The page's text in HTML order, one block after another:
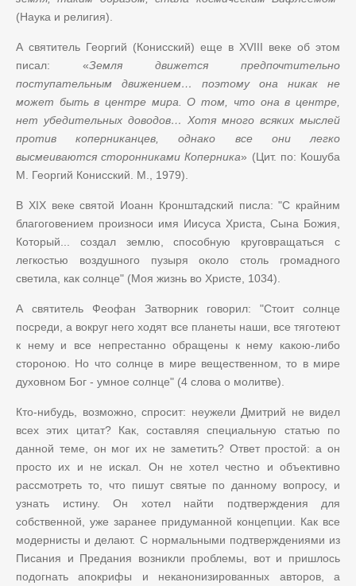
(Наука и религия).
А святитель Георгий (Конисский) еще в XVIII веке об этом
писал: «Земля движется предпочтительно
поступательным движением… поэтому она никак не
может быть в центре мира. О том, что она в центре,
нет убедительных доводов… Хотя много всяких мыслей
против коперниканцев, однако все они легко
высмеиваются сторонниками Коперника» (Цит. по: Кошуба
М. Георгий Конисский. М., 1979).
В XIX веке святой Иоанн Кронштадский писла: "С крайним
благоговением произноси имя Иисуса Христа, Сына Божия,
Который... создал землю, способную круговращаться с
легкостью воздушного пузыря около столь громадного
светила, как солнце" (Моя жизнь во Христе, 1034).
А святитель Феофан Затворник говорил: "Стоит солнце
посреди, а вокруг него ходят все планеты наши, все тяготеют
к нему и все непрестанно обращены к нему какою-либо
стороною. Но что солнце в мире вещественном, то в мире
духовном Бог - умное солнце" (4 слова о молитве).
Кто-нибудь, возможно, спросит: неужели Дмитрий не видел
всех этих цитат? Как, составляя специальную статью по
данной теме, он мог их не заметить? Ответ простой: а он
просто их и не искал. Он не хотел честно и объективно
рассмотреть то, что пишут святые по данному вопросу, и
узнать истину. Он хотел найти подтверждения для
собственной, уже заранее придуманной концепции. Как все
модернисты и делают. С нормальными подтверждениями из
Писания и Предания возникли проблемы, вот и пришлось
подогнать апокрифы и неканонизированных авторов, а